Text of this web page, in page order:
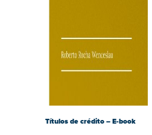
Títulos de crédito – E-book